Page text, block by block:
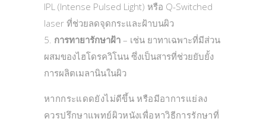
IPL (Intense Pulsed Light) หรือ Q-Switched
laser ที่ช่วยลดจุดกระและฝ้าบนผิว
การทายารักษาฝ้า – เช่น ยาทาเฉพาะที่มีส่วน
ผสมของไฮโดรควิโนน ซึ่งเป็นสารที่ช่วยยับยั้ง
การผลิตเมลานินในผิว
หากกระแดดยังไม่ดีขึ้น หรือมีอาการแย่ลง
ควรปรึกษาแพทย์ผิวหนังเพื่อหาวิธีการรักษาที่